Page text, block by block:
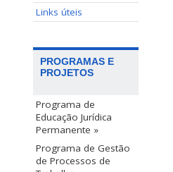
Links úteis
PROGRAMAS E
PROJETOS
Programa de
Educação Jurídica
Permanente »
Programa de Gestão
de Processos de